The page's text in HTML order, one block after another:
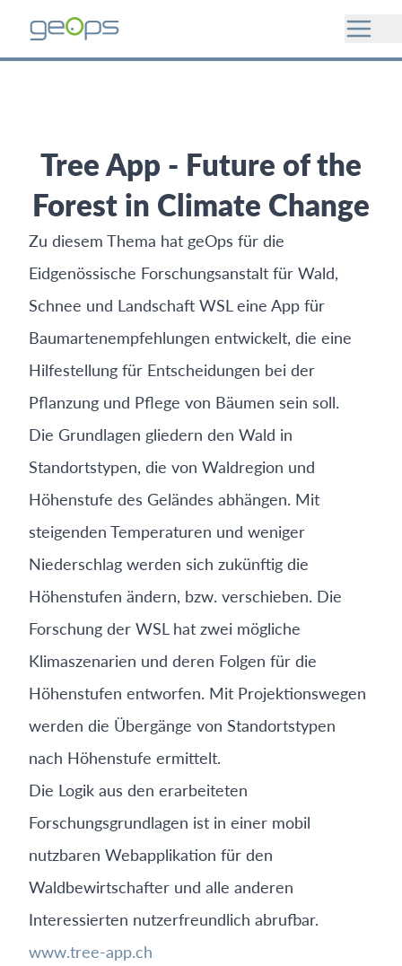
Tree App - Future of the
Forest in Climate Change
Zu diesem Thema hat geOps für die
Eidgenössische Forschungsanstalt für Wald,
Schnee und Landschaft WSL eine App für
Baumartenempfehlungen entwickelt, die eine
Hilfestellung für Entschei­­dungen bei der
Pflanzung und Pflege von Bäumen sein soll.
Die Grundlagen gliedern den Wald in
Standortstypen, die von Waldregion und
Höhenstufe des Geländes abhängen. Mit
steigenden Temperaturen und weniger
Niederschlag werden sich zukünftig die
Höhenstufen ändern, bzw. verschieben. Die
Forschung der WSL hat zwei mögliche
Klimaszenarien und deren Folgen für die
Höhenstufen entworfen. Mit Projektionswegen
werden die Übergänge von Standortstypen
nach Höhenstufe ermittelt.
Die Logik aus den erarbeiteten
Forschungsgrundlagen ist in einer mobil
nutzbaren Webapplikation für den
Waldbewirtschafter und alle anderen
Interessierten nutzer­freundlich abrufbar.
www.tree-app.ch